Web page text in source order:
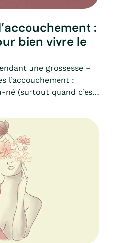
:
bien vivre le
une grossesse –
l’accouchement :
né (surtout quand c’est
Et c’est normal.Il ne
retour à la « normale
au mieux pendant
une période où le couple
jamais, et où la vie de
chamboulée.Mia vous
durant cette période du